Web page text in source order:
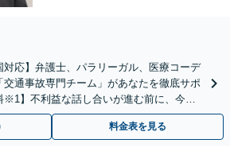
対応】弁護士、パラリーガル、医療コーデ
交通事故専門チーム」があなたを徹底サポ
】不利益な話し合いが進む前に、今す
料金表を見る